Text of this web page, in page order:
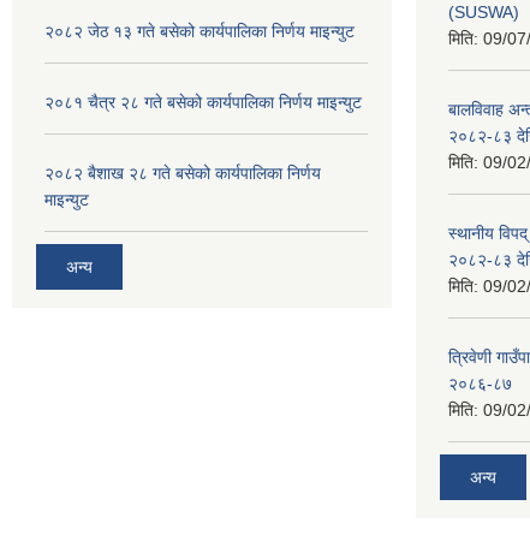
२०८२ जेठ १३ गते बसेको कार्यपालिका निर्णय माइन्युट
२०८१ चैत्र २८ गते बसेको कार्यपालिका निर्णय माइन्युट
२०८२ बैशाख २८ गते बसेको कार्यपालिका निर्णय
माइन्युट
अन्य
(SUSWA)
मिति: 09/
बालविवाह
२०८२-८३
मिति: 09/
स्थानीय
२०८२-८३
मिति: 09/
त्रिवेणी
२०८६-८७
मिति: 09/
अन्य